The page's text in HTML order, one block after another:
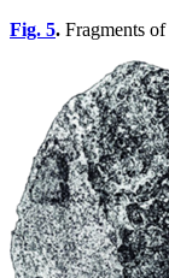
Fig. 5. Fragments